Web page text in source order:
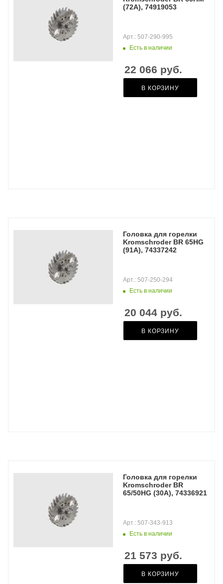
(72A), 74919053
Есть в наличии
Арт.: 507-290-995
22 066 руб.
В КОРЗИНУ
Головка для горелки
Kromschroder BR 65HG
(91A), 74337242
Есть в наличии
Арт.: 507-250-294
20 044 руб.
В КОРЗИНУ
Головка для горелки
Kromschroder BR
65/50HG (30A), 74336921
Есть в наличии
Арт.: 507-343-913
21 573 руб.
В КОРЗИНУ